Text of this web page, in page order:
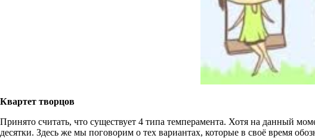
Квартет творцов
Принято считать, что существует 4 типа темперамента. Хотя на данный
десятки. Здесь же мы поговорим о тех вариантах, которые в своё время